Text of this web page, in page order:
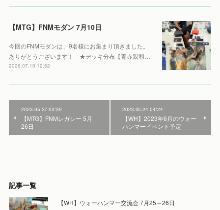
【MTG】FNMモダン 7月10日
今回のFNMモダンは、9名様にお集まり頂きました。
ありがとうございます！ ★デッキ分布【青赤親和…
2026.07.10 12:52
2023.05.27 03:39
【MTG】FNMレガシー 5月
26日
2023.05.24 04:24
【WH】2023年6月のウォー
ハンマーイベント予定
記事一覧
【WH】ウォーハンマー交流会 7月25～26日